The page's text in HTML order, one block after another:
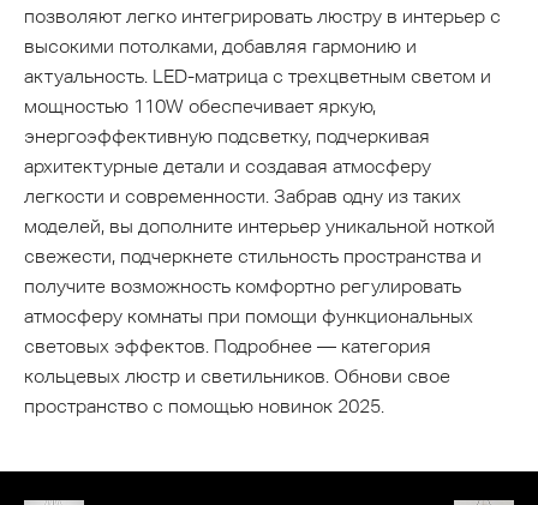
позволяют легко интегрировать люстру в интерьер с
высокими потолками, добавляя гармонию и
актуальность. LED-матрица с трехцветным светом и
мощностью 110W обеспечивает яркую,
энергоэффективную подсветку, подчеркивая
архитектурные детали и создавая атмосферу
легкости и современности. Забрав одну из таких
моделей, вы дополните интерьер уникальной ноткой
свежести, подчеркнете стильность пространства и
получите возможность комфортно регулировать
атмосферу комнаты при помощи функциональных
световых эффектов. Подробнее — категория
кольцевых люстр и светильников. Обнови свое
пространство с помощью новинок 2025.